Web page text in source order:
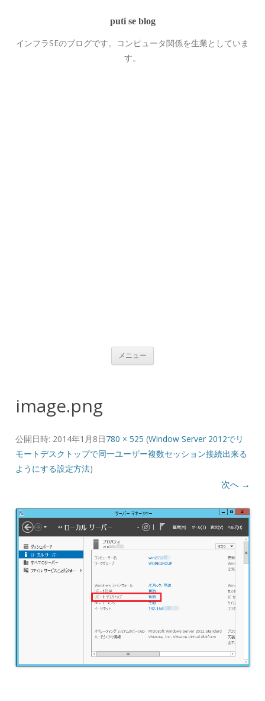
puti se blog
インフラSEのブログです。コンピュータ関係を生業としていま
す。
メニュー コンテンツへ移動
image.png
公開日時: 2014年1月8日780 × 525 (Window Server 2012でリ
モートデスクトップで同一ユーザー複数セッション接続出来る
ようにする設定方法)
次へ →